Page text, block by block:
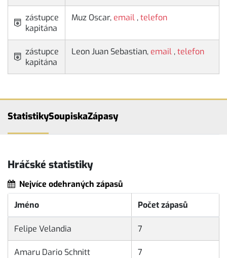
zástupce
kapitána
Muz Oscar, email ,telefon
zástupce
kapitána
Leon Juan Sebastian, email ,telefon
StatistikySoupiskaZápasy
Hráčské statistiky
Nejvíce odehraných zápasů
Jméno
Počet zápasů
Felipe Velandia 7
Amaru Dario Schnitt 7